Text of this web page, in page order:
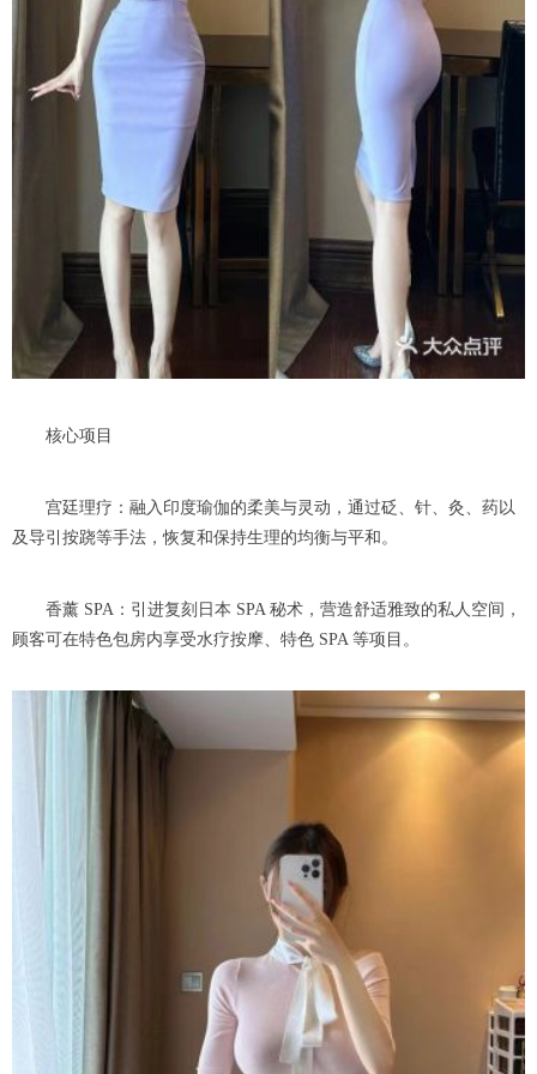
核心项目
宫廷理疗：融入印度瑜伽的柔美与灵动，通过砭、针、灸、药以
及导引按跷等手法，恢复和保持生理的均衡与平和。
香薰 SPA：引进复刻日本 SPA 秘术，营造舒适雅致的私人空间，
顾客可在特色包房内享受水疗按摩、特色 SPA 等项目。